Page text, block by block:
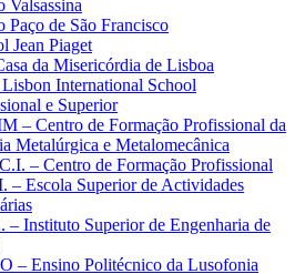
Valsassina
Paço de São Francisco
Jean Piaget
da Misericórdia de Lisboa
International School
e Superior
– Centro de Formação Profissional da
Metalúrgica e Metalomecânica
– Centro de Formação Profissional
– Escola Superior de Actividades
– Instituto Superior de Engenharia de
– Ensino Politécnico da Lusofonia